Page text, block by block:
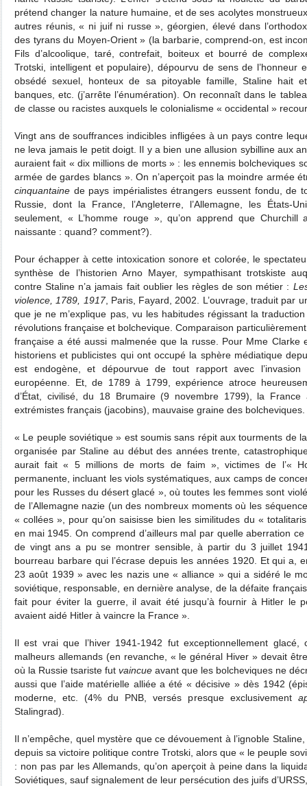
prétend changer la nature humaine, et de ses acolytes
autres réunis, « ni juif ni russe », géorgien, élevé dans
des tyrans du Moyen-Orient » (la barbarie, comprend-on, est
Fils d’alcoolique, taré, contrefait, boiteux et bourré de
Trotski, intelligent et populaire), dépourvu de sens de l’honneur
obsédé sexuel, honteux de sa pitoyable famille, Staline hait
banques, etc. (j’arrête l’énumération). On reconnaît dans le
de classe ou racistes auxquels le colonialisme « occidental »
Vingt ans de souffrances indicibles infligées à un pays contre
ne leva jamais le petit doigt. Il y a bien une allusion sybilline aux
auraient fait « dix millions de morts » : les ennemis bolcheviques
armée de gardes blancs ». On n’aperçoit pas la moindre armée
cinquantaine de pays impérialistes étrangers eussent fondu, de
Russie, dont la France, l’Angleterre, l’Allemagne, les États-
seulement, « L’homme rouge », qu’on apprend que Churchill
naissante : quand? comment?).
Pour échapper à cette intoxication sonore et colorée, le
synthèse de l’historien Arno Mayer, sympathisant trotskiste
contre Staline n’a jamais fait oublier les règles de son métier :
violence, 1789, 1917, Paris, Fayard, 2002. L’ouvrage, traduit par
que je ne m’explique pas, vu les habitudes régissant la
révolutions française et bolchevique. Comparaison
française a été aussi malmenée que la russe. Pour Mme Clarke
historiens et publicistes qui ont occupé la sphère médiatique
est endogène, et dépourvue de tout rapport avec l’invasion
européenne. Et, de 1789 à 1799, expérience atroce
d’État, civilisé, du 18 Brumaire (9 novembre 1799), la
extrémistes français (jacobins), mauvaise graine des bolcheviques.
« Le peuple soviétique » est soumis sans répit aux tourments de
organisée par Staline au début des années trente,
aurait fait « 5 millions de morts de faim », victimes de l’«
permanente, incluant les viols systématiques, aux camps de
pour les Russes du désert glacé », où toutes les femmes sont
de l’Allemagne nazie (un des nombreux moments où les
« collées », pour qu’on saisisse bien les similitudes du «
en mai 1945. On comprend d’ailleurs mal par quelle aberration
de vingt ans a pu se montrer sensible, à partir du 3 juillet
bourreau barbare qui l’écrase depuis les années 1920. Et qui a,
23 août 1939 » avec les nazis une « alliance » qui a sidéré le
soviétique, responsable, en dernière analyse, de la défaite
fait pour éviter la guerre, il avait été jusqu’à fournir à Hitler le
avaient aidé Hitler à vaincre la France ».
Il est vrai que l’hiver 1941-1942 fut exceptionnellement
malheurs allemands (en revanche, « le général Hiver » devait
où la Russie tsariste fut vaincue avant que les bolcheviques ne
aussi que l’aide matérielle alliée a été « décisive » dès 1942
moderne, etc. (4% du PNB, versés presque exclusivement
Stalingrad).
Il n’empêche, quel mystère que ce dévouement à l’ignoble
depuis sa victoire politique contre Trotski, alors que « le peuple
: non pas par les Allemands, qu’on aperçoit à peine dans la
Soviétiques, sauf signalement de leur persécution des juifs